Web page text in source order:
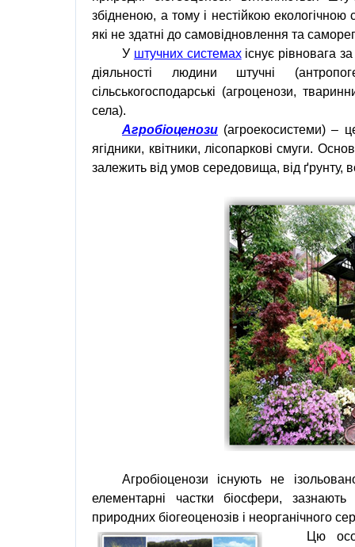
збідненою, а тому і нестійкою
які не здатні до самовідновлення та
У штучних системахіснує рівновага
діяльності людини штучні
сільськогосподарські (агроценози,
села).
Агробіоценози (агроекосистеми) –
ягідники, квітники, лісопаркові смуги.
залежить від умов середовища, від ґрунту,
Агробіоценози існують не
елементарні частки біосфери,
природних біогеоценозів і неорганічного
Цю